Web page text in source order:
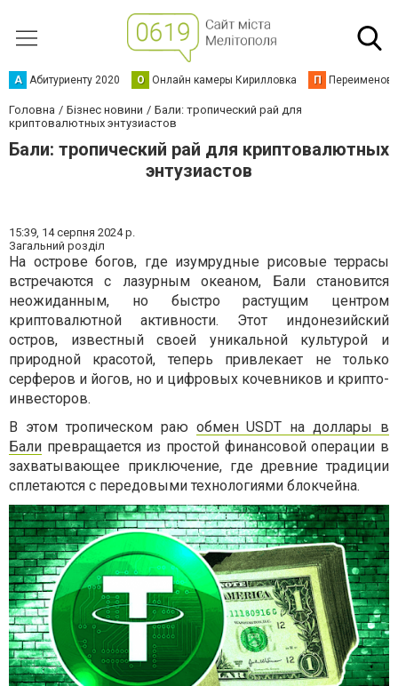
А Абитуриенту 2020 О Онлайн камеры Кирилловка П
Головна Бізнес новини
Бали: тропический рай для
криптовалютных энтузиастов
Бали: тропический рай для криптовалютных
энтузиастов
15:39, 14 серпня 2024 р.
Загальний розділ
На острове богов, где изумрудные рисовые террасы
встречаются с лазурным океаном, Бали становится
неожиданным, но быстро растущим центром
криптовалютной активности. Этот индонезийский
остров, известный своей уникальной культурой и
природной красотой, теперь привлекает не только
серферов и йогов, но и цифровых кочевников и крипто-
инвесторов.
В этом тропическом раю обмен USDT на доллары в
Бали превращается из простой финансовой операции в
захватывающее приключение, где древние традиции
сплетаются с передовыми технологиями блокчейна.